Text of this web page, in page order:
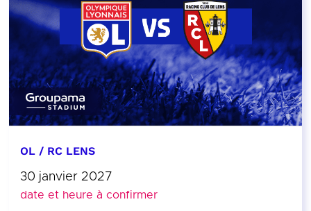
OL / RC LENS
30 janvier 2027
date et heure à confirmer